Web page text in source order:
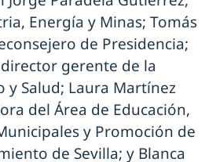
Energía y Minas; Tomás
de Presidencia;
gerente de la
y Salud; Laura Martínez
del Área de Educación,
y Promoción de
de Sevilla; y Blanca